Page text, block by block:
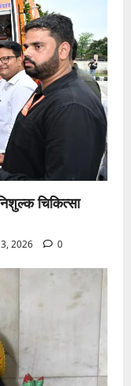
चिकित्सा
2026 0